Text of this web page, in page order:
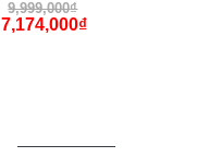
9,999,000₫
7,174,000₫